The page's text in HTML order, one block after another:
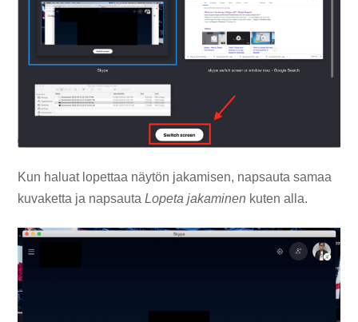
Kun haluat lopettaa näytön jakamisen, napsauta samaa
kuvaketta ja napsautaLopeta jakaminen kuten alla.